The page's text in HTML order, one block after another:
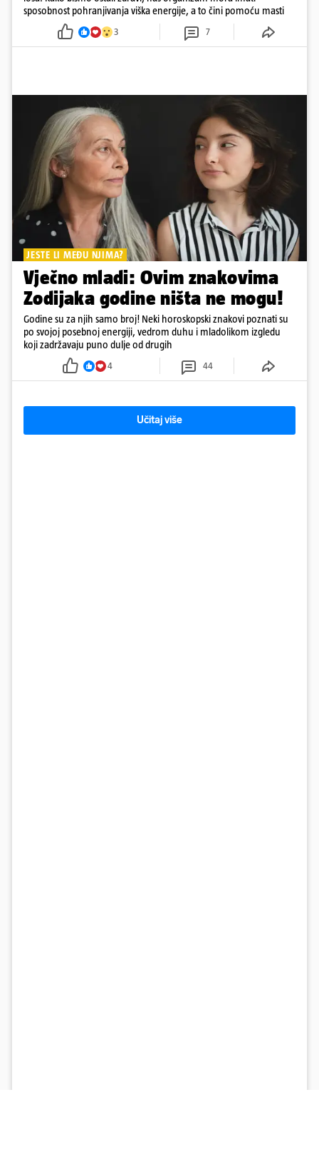
sposobnost pohranjivanja viška energije, a to čini pomoću masti
3 7
JESTE LI MEĐU NJIMA?
Vječno mladi: Ovim znakovima
Zodijaka godine ništa ne mogu!
Godine su za njih samo broj! Neki horoskopski znakovi poznati su
po svojoj posebnoj energiji, vedrom duhu i mladolikom izgledu
koji zadržavaju puno dulje od drugih
4 44
Učitaj više